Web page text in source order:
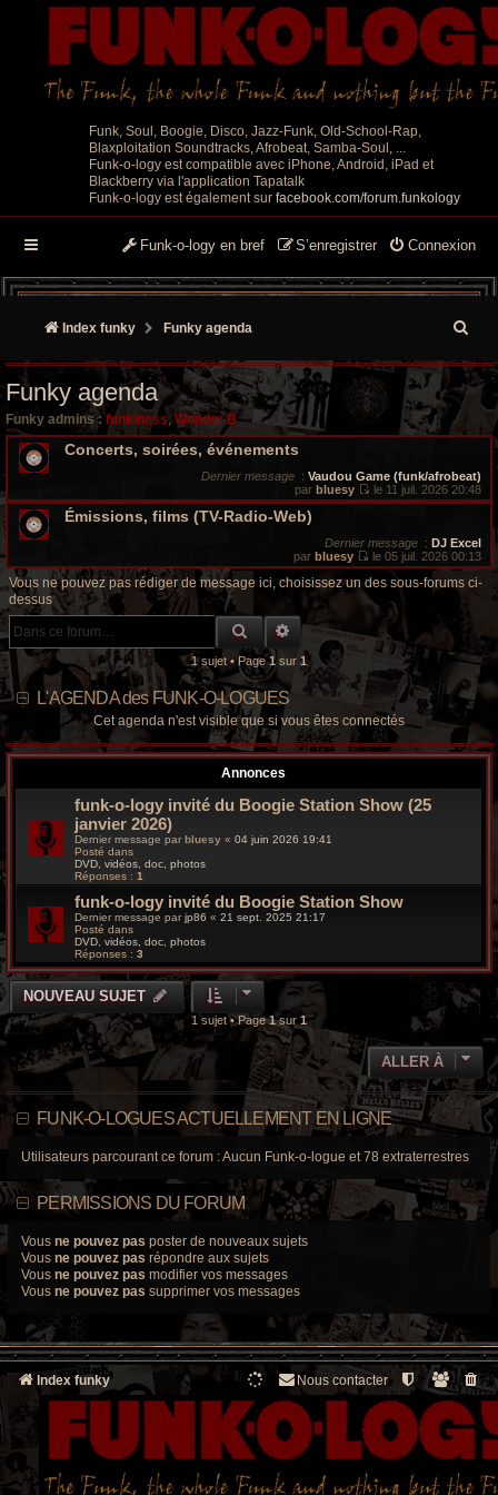
Funk, Soul, Boogie, Disco, Jazz-Funk, Old-School-Rap,
Blaxploitation Soundtracks, Afrobeat, Samba-Soul, ...
Funk-o-logy est compatible avec iPhone, Android, iPad et
Blackberry via l'application Tapatalk
Funk-o-logy est également sur facebook.com/forum.funkology
Connexion
S’enregistrer
Funk-o-logy en bref
Index funky Funky agenda
e
h
e
r
c
h
o
v
Funky agenda
Funky admins : funkiness, Wonder B
Concerts, soirées, événements
Dernier message : Vaudou Game (funk/afrobeat)
par bluesy
V
r
e
d
r
i
e
m
s
a
g
e
le 11 juil. 2026 20:48
Émissions, films (TV-Radio-Web)
Dernier message : DJ Excel
par bluesy
V
o
r
e
r
e
r
m
e
g
le 05 juil. 2026 00:13
Vous ne pouvez pas rédiger de message ici, choisissez un des sous-forums ci-
dessus
RECHERCHE GROOVY
RECHERCHE AVANCÉE
1 sujet • Page1 sur 1
L'AGENDA des FUNK-O-LOGUES
Cet agenda n'est visible que si vous êtes connectés
Annonces
funk-o-logy invité du Boogie Station Show (25
janvier 2026)
Dernier message par bluesy « 04 juin 2026 19:41
Posté dans
DVD, vidéos, doc, photos
Réponses : 1
funk-o-logy invité du Boogie Station Show
Dernier message parjp86 « 21 sept. 2025 21:17
Posté dans
DVD, vidéos, doc, photos
Réponses : 3
NOUVEAU SUJET
1 sujet • Page1sur 1
ALLER À
FUNK-O-LOGUES ACTUELLEMENT EN LIGNE
Utilisateurs parcourant ce forum : Aucun Funk-o-logue et 78 extraterrestres
PERMISSIONS DU FORUM
Vous ne pouvez pas poster de nouveaux sujets
Vous ne pouvez pas répondre aux sujets
Vous ne pouvez pas modifier vos messages
Vous ne pouvez pas supprimer vos messages
Index funky Nous contacter